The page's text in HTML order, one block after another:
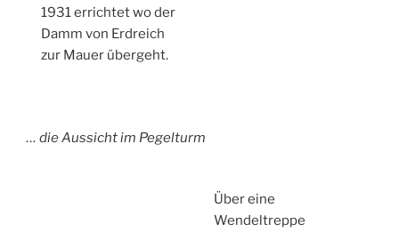
1931 errichtet wo der
Damm von Erdreich
zur Mauer übergeht.
… die Aussicht im Pegelturm
Über eine
Wendeltreppe